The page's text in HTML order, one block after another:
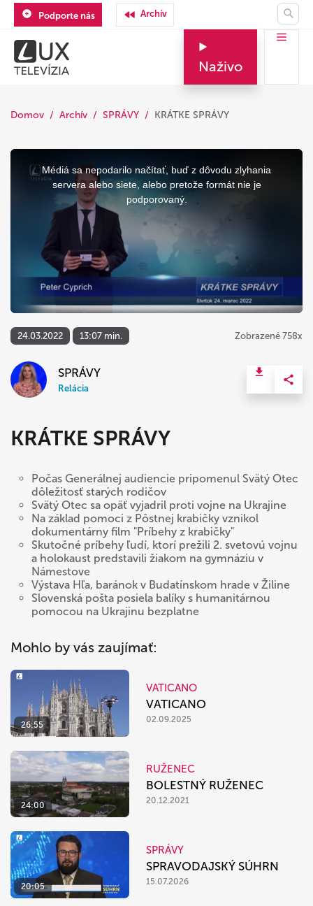
Podporte nás Archív
Naživo
Domov Archív SPRÁVY KRÁTKE SPRÁVY
This
window.
Médiá sa nepodarilo načítať, buď z dôvodu zlyhania
servera alebo siete, alebo pretože formát nie je
podporovaný.
24.03.2022 13:07 min. Zobrazené 758x
SPRÁVY
Relácia
KRÁTKE SPRÁVY
Počas Generálnej audiencie pripomenul Svätý Otec
dôležitosť starých rodičov
Svätý Otec sa opäť vyjadril proti vojne na Ukrajine
Na základ pomoci z Pôstnej krabičky vznikol
dokumentárny film "Príbehy z krabičky"
Skutočné príbehy ľudí, ktorí prežili 2. svetovú vojnu
a holokaust predstavili žiakom na gymnáziu v
Námestove
Výstava Hľa, baránok v Budatínskom hrade v Žiline
Slovenská pošta posiela balíky s humanitárnou
pomocou na Ukrajinu bezplatne
Mohlo by vás zaujímať:
26:55
VATICANO
VATICANO
02.09.2025
24:00
RUŽENEC
BOLESTNÝ RUŽENEC
20.12.2021
20:05
SPRÁVY
SPRAVODAJSKÝ SÚHRN
15.07.2026